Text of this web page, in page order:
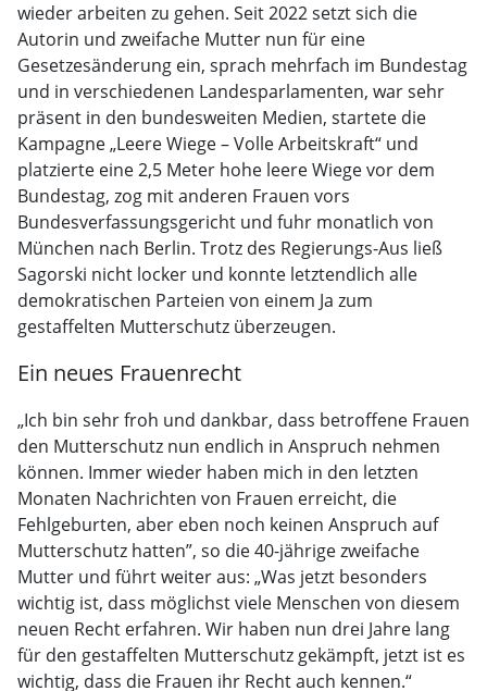
wieder arbeiten zu gehen. Seit 2022 setzt sich die
Autorin und zweifache Mutter nun für eine
Gesetzesänderung ein, sprach mehrfach im Bundestag
und in verschiedenen Landesparlamenten, war sehr
präsent in den bundesweiten Medien, startete die
Kampagne „Leere Wiege – Volle Arbeitskraft“ und
platzierte eine 2,5 Meter hohe leere Wiege vor dem
Bundestag, zog mit anderen Frauen vors
Bundesverfassungsgericht und fuhr monatlich von
München nach Berlin. Trotz des Regierungs-Aus ließ
Sagorski nicht locker und konnte letztendlich alle
demokratischen Parteien von einem Ja zum
gestaffelten Mutterschutz überzeugen.
Ein neues Frauenrecht
„Ich bin sehr froh und dankbar, dass betroffene Frauen
den Mutterschutz nun endlich in Anspruch nehmen
können. Immer wieder haben mich in den letzten
Monaten Nachrichten von Frauen erreicht, die
Fehlgeburten, aber eben noch keinen Anspruch auf
Mutterschutz hatten”, so die 40-jährige zweifache
Mutter und führt weiter aus: „Was jetzt besonders
wichtig ist, dass möglichst viele Menschen von diesem
neuen Recht erfahren. Wir haben nun drei Jahre lang
für den gestaffelten Mutterschutz gekämpft, jetzt ist es
wichtig, dass die Frauen ihr Recht auch kennen.“